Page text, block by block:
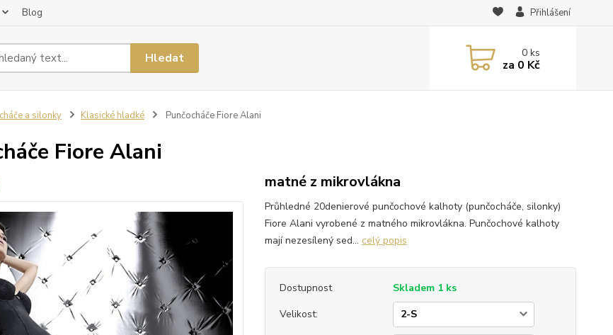
Blog Přihlášení
Hledat 0ks
za 0 Kč
a silonky Klasické hladké Punčocháče Fiore Alani
Fiore Alani
matné z mikrovlákna
Průhledné 20denierové punčochové kalhoty (punčocháče, silonky)
Fiore Alani vyrobené z matného mikrovlákna. Punčochové kalhoty
mají nezesílený sed... celý popis
Dostupnost
Skladem 1 ks
Velikost: